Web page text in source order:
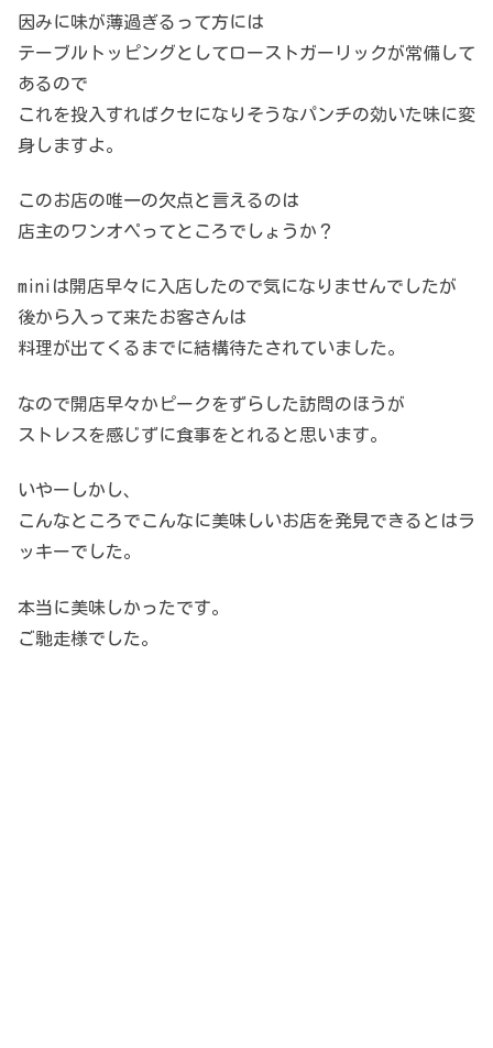
因みに味が薄過ぎるって方には
テーブルトッピングとしてローストガーリックが常備して
あるので
これを投入すればクセになりそうなパンチの効いた味に変
身しますよ。
このお店の唯一の欠点と言えるのは
店主のワンオペってところでしょうか？
miniは開店早々に入店したので気になりませんでしたが
後から入って来たお客さんは
料理が出てくるまでに結構待たされていました。
なので開店早々かピークをずらした訪問のほうが
ストレスを感じずに食事をとれると思います。
いやーしかし、
こんなところでこんなに美味しいお店を発見できるとはラ
ッキーでした。
本当に美味しかったです。
ご馳走様でした。